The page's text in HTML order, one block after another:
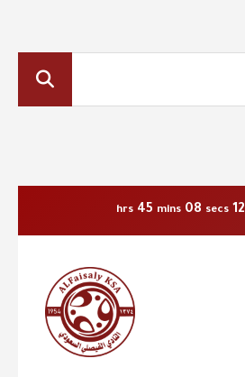
12
hrs 45 mins 08 secs